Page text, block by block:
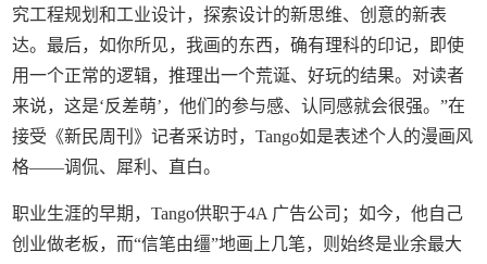
究工程规划和工业设计，探索设计的新思维、创意的新表
达。最后，如你所见，我画的东西，确有理科的印记，即使
用一个正常的逻辑，推理出一个荒诞、好玩的结果。对读者
来说，这是‘反差萌’，他们的参与感、认同感就会很强。”在
接受《新民周刊》记者采访时，Tango如是表述个人的漫画风
格——调侃、犀利、直白。
职业生涯的早期，Tango供职于4A 广告公司；如今，他自己
创业做老板，而“信笔由缰”地画上几笔，则始终是业余最大